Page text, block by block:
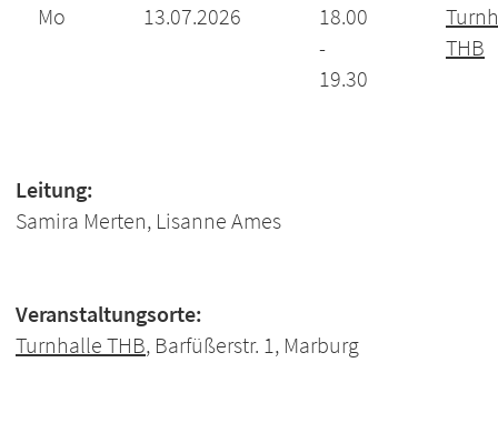
Mo 13.07.2026
18.00
-
19.30
THB
Leitung:
Samira Merten, Lisanne Ames
Veranstaltungsorte:
Turnhalle THB, Barfüßerstr. 1, Marburg